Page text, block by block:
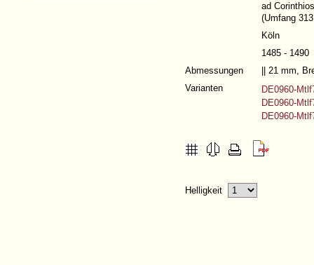
ad
(Umfang
Köln
1485 - 1490
Abmessungen
|| 21 mm,
Varianten
DE0960-
DE0960-
DE0960-
Helligkeit